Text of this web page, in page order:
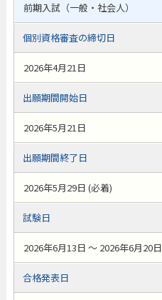
前期入試（一般・社会人）
個別資格審査の締切日
2026年4月21日
出願期間開始日
2026年5月21日
出願期間終了日
2026年5月29日 (必着)
試験日
2026年6月13日 ～ 2026年6月20日
合格発表日